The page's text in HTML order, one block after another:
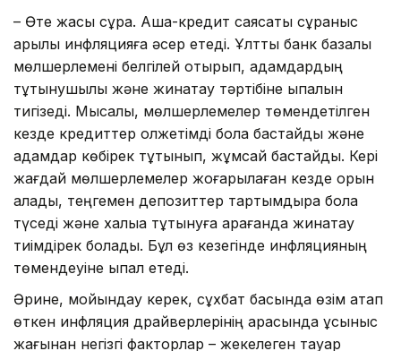
– Өте жақсы сұрақ. Ақша-кредит саясаты сұраныс
арқылы инфляцияға әсер етеді. Ұлттық банк базалық
мөлшерлемені белгілей отырып, адамдардың
тұтынушылық және жинақтау тәртібіне ықпалын
тигізеді. Мысалы, мөлшерлемелер төмендетілген
кезде кредиттер қолжетімді бола бастайды және
адамдар көбірек тұтынып, жұмсай бастайды. Кері
жағдай мөлшерлемелер жоғарылаған кезде орын
алады, теңгемен депозиттер тартымдырақ бола
түседі және халыққа тұтынуға қарағанда жинақтау
тиімдірек болады. Бұл өз кезегінде инфляцияның
төмендеуіне ықпал етеді.
Әрине, мойындау керек, сұхбат басында өзім атап
өткен инфляция драйверлерінің арасында ұсыныс
жағынан негізгі факторлар – жекелеген тауар